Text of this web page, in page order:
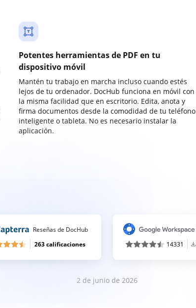
Potentes herramientas de PDF en tu
dispositivo móvil
Mantén tu trabajo en marcha incluso cuando estés
lejos de tu ordenador. DocHub funciona en móvil con
la misma facilidad que en escritorio. Edita, anota y
firma documentos desde la comodidad de tu teléfono
inteligente o tableta. No es necesario instalar la
aplicación.
Reseñas de DocHub
263 calificaciones
14331
2 de junio de 2026